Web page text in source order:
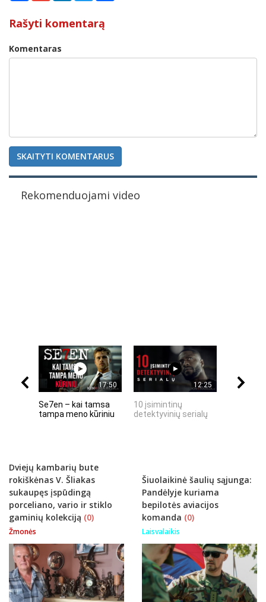
Rašyti komentarą
Komentaras
SKAITYTI KOMENTARUS
Rekomenduojami video
17:50
Se7en – kai tamsa
tampa meno kūriniu
12:25
10 įsimintinų
detektyvinių serialų
Dviejų kambarių bute
rokiškėnas V. Šliakas
sukaupęs įspūdingą
porceliano, vario ir stiklo
gaminių kolekciją (0)
Žmonės
Šiuolaikinė šaulių sąjunga:
Pandėlyje kuriama
bepilotės aviacijos
komanda (0)
Laisvalaikis